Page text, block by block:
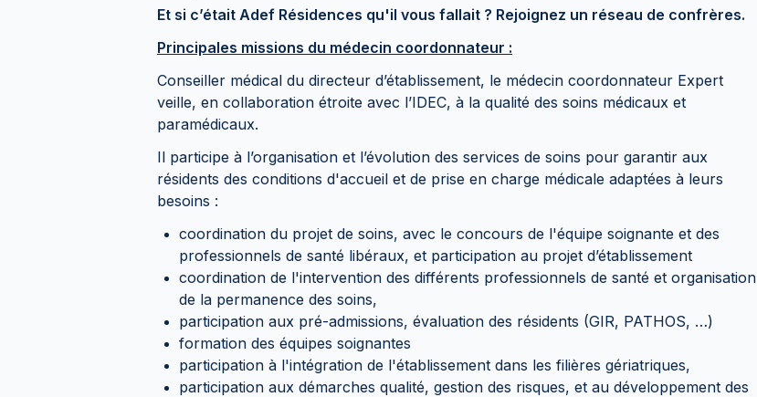
Et si c’était Adef Résidences qu'il vous fallait ? Rejoignez un réseau de confrères.
Principales missions du médecin coordonnateur :
Conseiller médical du directeur d’établissement, le médecin coordonnateur Expert
veille, en collaboration étroite avec l’IDEC, à la qualité des soins médicaux et
paramédicaux.
Il participe à l’organisation et l’évolution des services de soins pour garantir aux
résidents des conditions d'accueil et de prise en charge médicale adaptées à leurs
besoins :
coordination du projet de soins, avec le concours de l'équipe soignante et des
professionnels de santé libéraux, et participation au projet d’établissement
coordination de l'intervention des différents professionnels de santé et organisation
de la permanence des soins,
participation aux pré-admissions, évaluation des résidents (GIR, PATHOS, …)
formation des équipes soignantes
participation à l'intégration de l'établissement dans les filières gériatriques,
participation aux démarches qualité, gestion des risques, et au développement des